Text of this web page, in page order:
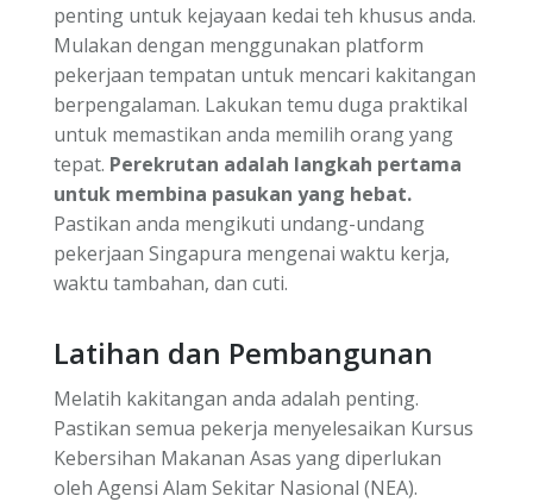
penting untuk kejayaan kedai teh khusus anda.
Mulakan dengan menggunakan platform
pekerjaan tempatan untuk mencari kakitangan
berpengalaman. Lakukan temu duga praktikal
untuk memastikan anda memilih orang yang
tepat. Perekrutan adalah langkah pertama
untuk membina pasukan yang hebat.
Pastikan anda mengikuti undang-undang
pekerjaan Singapura mengenai waktu kerja,
waktu tambahan, dan cuti.
Latihan dan Pembangunan
Melatih kakitangan anda adalah penting.
Pastikan semua pekerja menyelesaikan Kursus
Kebersihan Makanan Asas yang diperlukan
oleh Agensi Alam Sekitar Nasional (NEA).